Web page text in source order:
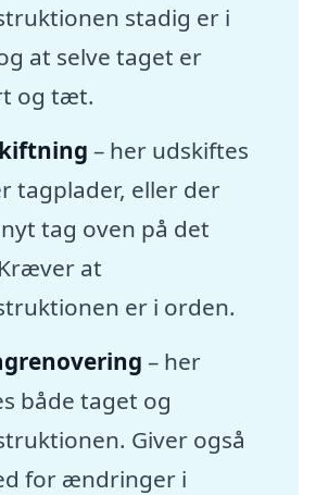
stadig er i
at selve taget er
og tæt.
– her udskiftes
tagplader, eller der
tag oven på det
at
er i orden.
– her
både taget og
Giver også
for ændringer i